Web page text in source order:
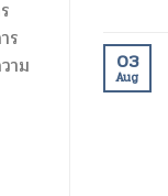
ร
าม
03
Aug